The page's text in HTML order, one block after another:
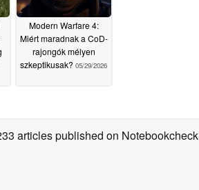
Modern Warfare 4:
Miért maradnak a CoD-
rajongók mélyen
szkeptikusak? 05/29/2026
articles published on Notebookcheck